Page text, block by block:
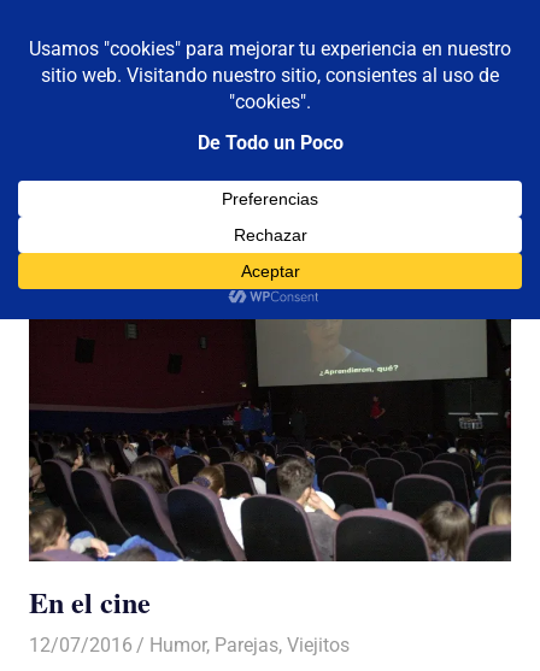
contenido
De todo un poco
Reflexiones,
Viajes
MENÚ
En el cine
12/07/2016 Luis Castellanos
Humor, Parejas,Viejitos